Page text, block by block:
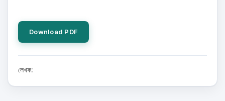
Download PDF
লেখক: